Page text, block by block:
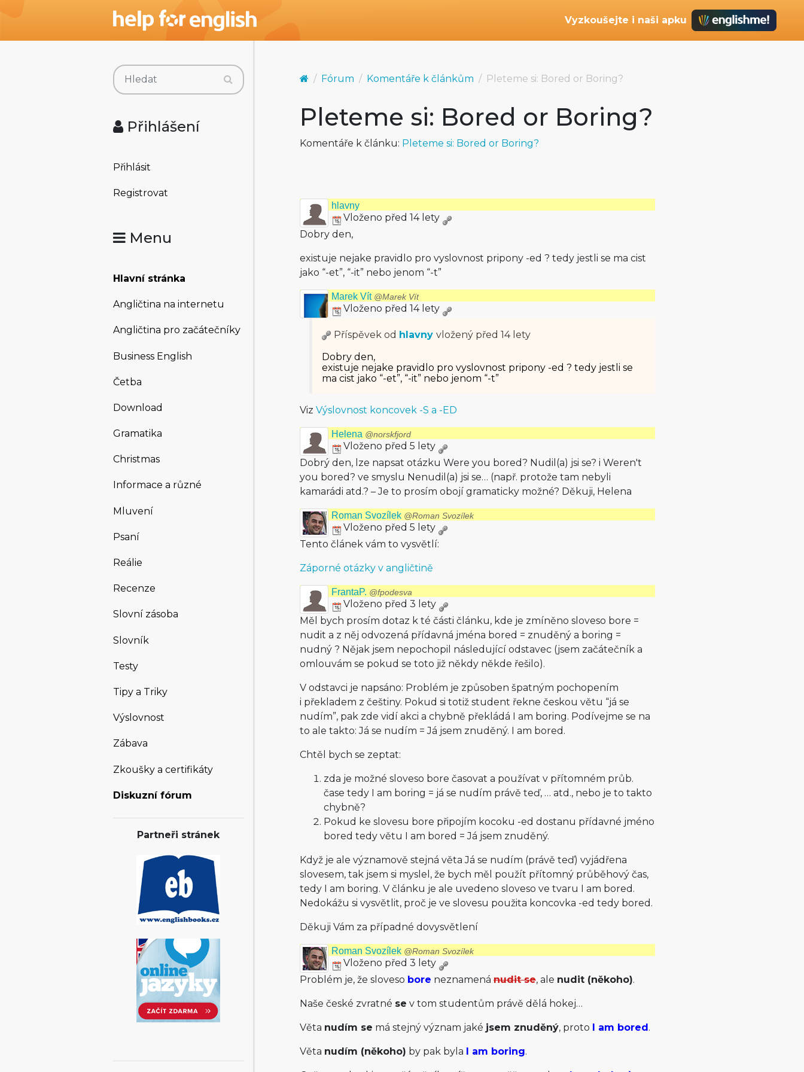
Vyzkoušejte i naši apku
Přihlášení
Přihlásit
Registrovat
Menu
Hlavní stránka
Angličtina na internetu
Angličtina pro začátečníky
Business English
Četba
Download
Gramatika
Christmas
Informace a různé
Mluvení
Psaní
Reálie
Recenze
Slovní zásoba
Slovník
Testy
Tipy a Triky
Výslovnost
Zábava
Zkoušky a certifikáty
Diskuzní fórum
Partneři stránek
Fórum Komentáře k článkům Pleteme si: Bored or Boring?
Pleteme si: Bored or Boring?
Komentáře k článku: Pleteme si: Bored or Boring?
hlavny
Vloženo před 14 lety
Dobry den,
existuje nejake pravidlo pro vyslovnost pripony -ed ? tedy jestli se ma cist
jako “-et”, “-it” nebo jenom “-t”
Marek Vít @Marek Vít
Vloženo před 14 lety
Příspěvek od hlavny vložený před 14 lety
Dobry den,
existuje nejake pravidlo pro vyslovnost pripony -ed ? tedy jestli se
ma cist jako “-et”, “-it” nebo jenom “-t”
Viz Výslovnost koncovek -S a -ED
Helena @norskfjord
Vloženo před 5 lety
Dobrý den, lze napsat otázku Were you bored? Nudil(a) jsi se? i Weren't
you bored? ve smyslu Nenudil(a) jsi se… (např. protože tam nebyli
kamarádi atd.? – Je to prosím obojí gramaticky možné? Děkuji, Helena
Roman Svozílek @Roman Svozílek
Vloženo před 5 lety
Tento článek vám to vysvětlí:
Záporné otázky v angličtině
FrantaP. @fpodesva
Vloženo před 3 lety
Měl bych prosím dotaz k té části článku, kde je zmíněno sloveso bore =
nudit a z něj odvozená přídavná jména bored = znuděný a boring =
nudný ? Nějak jsem nepochopil následující odstavec (jsem začátečník a
omlouvám se pokud se toto již někdy někde řešilo).
V odstavci je napsáno: Problém je způsoben špatným pochopením
i překladem z češtiny. Pokud si totiž student řekne českou větu “já se
nudím”, pak zde vidí akci a chybně překládá I am boring. Podívejme se na
to ale takto: Já se nudím = Já jsem znuděný. I am bored.
Chtěl bych se zeptat:
zda je možné sloveso bore časovat a používat v přítomném průb.
čase tedy I am boring = já se nudím právě teď, … atd., nebo je to takto
chybně?
Pokud ke slovesu bore připojím kocoku -ed dostanu přídavné jméno
bored tedy větu I am bored = Já jsem znuděný.
Když je ale významově stejná věta Já se nudím (právě teď) vyjádřena
slovesem, tak jsem si myslel, že bych měl použít přítomný průběhový čas,
tedy I am boring. V článku je ale uvedeno sloveso ve tvaru I am bored.
Nedokážu si vysvětlit, proč je ve slovesu použita koncovka -ed tedy bored.
Děkuji Vám za případné dovysvětlení
Roman Svozílek @Roman Svozílek
Vloženo před 3 lety
Problém je, že sloveso bore neznamená nudit se, ale nudit (někoho).
Naše české zvratné se v tom studentům právě dělá hokej…
Věta nudím se má stejný význam jaké jsem znuděný, proto I am bored.
Věta nudím (někoho) by pak byla I am boring.